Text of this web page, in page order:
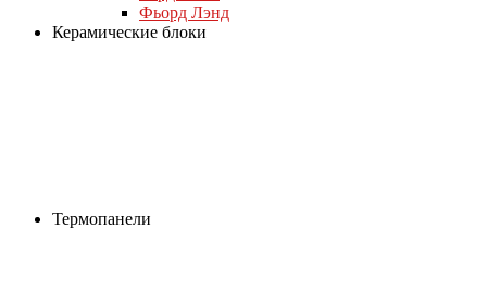
Фьорд Лэнд
Керамические блоки
Термопанели